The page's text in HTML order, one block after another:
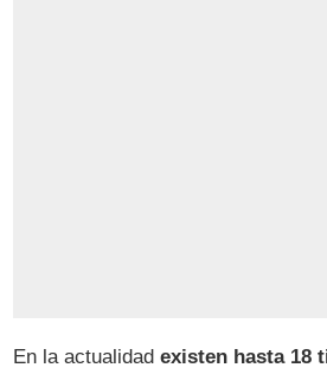
En la actualidadexisten hasta 18